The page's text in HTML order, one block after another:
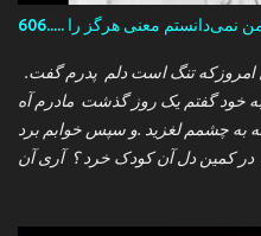
.خانه, دلتنگ غروبی خفه بود .مثل امروزکه تنگ است دلم پدرم گفت
گفتم یک روز گذشت مادرم آه
به چشمم لغزید .و سپس خوابم برد
کمین دل آن کودک خرد ؟ آری آن